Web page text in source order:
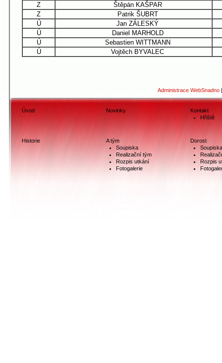
Z
Štěpán KAŠPAR
Z
Patrik ŠUBRT
Ú
Jan ZÁLESKÝ
Ú
Daniel MARHOLD
Ú
Sebastien WITTMANN
Ú
Vojtěch BYVALEC
Administrace WebSnadno
Úvod Novinky
Kontakt
Hřiště
Historie
A tým
Soupiska
Realizační tým
Rozpis utkání
Fotogalerie
Dorost
Soupiska
Rozpis